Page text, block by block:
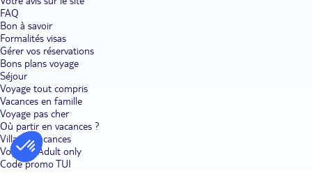
FAQ
Bon à savoir
Formalités visas
Gérer vos réservations
Bons plans voyage
Séjour
Voyage tout compris
Vacances en famille
Voyage pas cher
Où partir en vacances ?
Villages vacances
Voyages Adult only
Code promo TUI